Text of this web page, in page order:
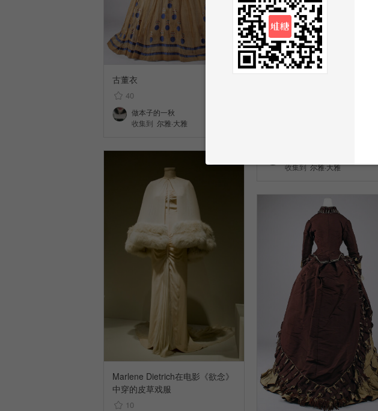
古董衣
40
做本子的一秋
收集到 尔雅·大雅
收集到尔雅·大雅
Marlene Dietrich在电影《欲念》
中穿的皮草戏服
10